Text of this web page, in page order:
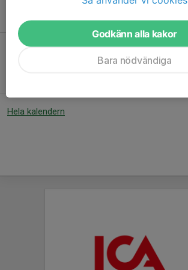
Kommande aktiviteter
Inga aktiviteter inbokade
Hela kalendern
Godkänn alla kakor
Bara nödvändiga